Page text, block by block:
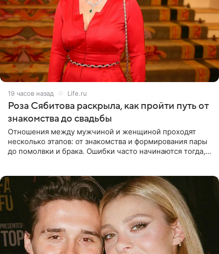
19 часов назад Life.ru
Роза Сябитова раскрыла, как пройти путь от
знакомства до свадьбы
Отношения между мужчиной и женщиной проходят
несколько этапов: от знакомства и формирования пары
до помолвки и брака. Ошибки часто начинаются тогда,